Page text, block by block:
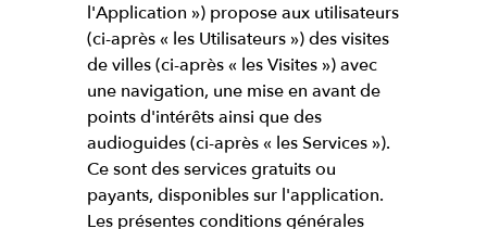
l'Application ») propose aux utilisateurs
(ci-après « les Utilisateurs ») des visites
de villes (ci-après « les Visites ») avec
une navigation, une mise en avant de
points d'intérêts ainsi que des
audioguides (ci-après « les Services »).
Ce sont des services gratuits ou
payants, disponibles sur l'application.
Les présentes conditions générales